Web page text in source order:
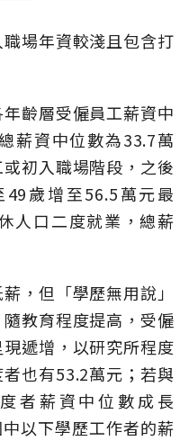
場年資較淺且包含打
齡層受僱員工薪資中
薪資中位數為33.7萬
初入職場階段，之後
歲增至56.5萬元最
人口二度就業，總薪
，但「學歷無用說」
教育程度提高，受僱
遞增，以研究所程度
也有53.2萬元；若與
者薪資中位數成長
以下學歷工作者的薪